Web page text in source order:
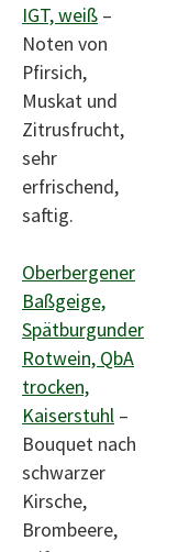
IGT, weiß –
Noten von
Pfirsich,
Muskat und
Zitrusfrucht,
sehr
erfrischend,
saftig.
Oberbergener
Baßgeige,
Spätburgunder
Rotwein, QbA
trocken,
Kaiserstuhl –
Bouquet nach
schwarzer
Kirsche,
Brombeere,